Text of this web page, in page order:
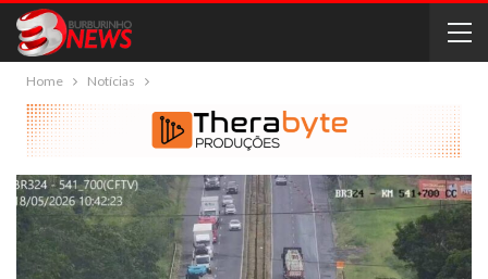
Home Notícias